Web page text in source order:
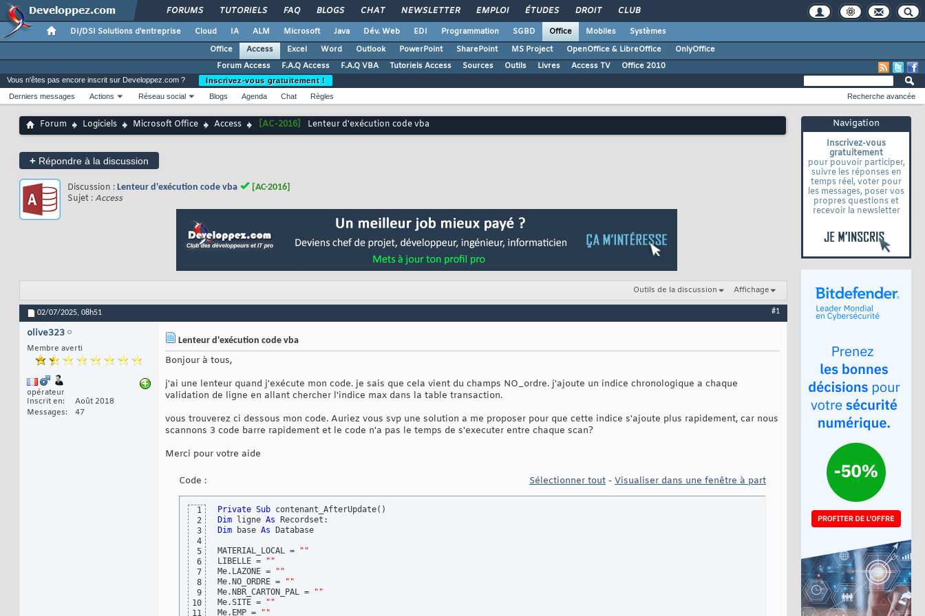
FORUMS TUTORIELS FAQ BLOGS CHAT NEWSLETTER EMPLOI ÉTUDES DROIT CLUB
DI/DSI Solutions d'entreprise Cloud IA ALM Microsoft Java Dév. Web EDI Programmation SGBD Office Mobiles
Systèmes
Office
Access Excel Word Outlook PowerPoint SharePoint MS Project OpenOffice & LibreOffice
OnlyOffice
Forum Access
F.A.Q Access F.A.Q VBA Tutoriels Access Sources Outils Livres Access TV Office 2010
Navigation
Inscrivez-vous
gratuitement
pour pouvoir participer,
suivre les réponses en
temps réel, voter pour
les messages, poser vos
propres questions et
recevoir la newsletter
Vous n'êtes pas encore inscrit sur Developpez.com ?
Inscrivez-vous gratuitement !
Derniers messages
Actions Réseau social Blogs Agenda Chat Règles Recherche avancée
Forum Logiciels Microsoft Office Access [AC-2016] Lenteur d'exécution code vba
+ Répondre à la discussion
Discussion : Lenteur d'exécution code vba [AC-2016]
Sujet :Access
Outils de la discussion Affichage
02/07/2025, 08h51 #1
olive323
Membre averti
opérateur
Inscrit en
Août 2018
Messages
47
Lenteur d'exécution code vba
Bonjour à tous,
j'ai une lenteur quand j'exécute mon code. je sais que cela vient du champs NO_ordre. j'ajoute un indice chronologique a chaque
validation de ligne en allant chercher l'indice max dans la table transaction.
vous trouverez ci dessous mon code. Auriez vous svp une solution a me proposer pour que cette indice s'ajoute plus rapidement, car nous
scannons 3 code barre rapidement et le code n'a pas le temps de s'executer entre chaque scan?
Merci pour votre aide
Code : Sélectionner tout - Visualiser dans une fenêtre à part
1
2
3
4
5
6
7
8
9
10
11
Private Sub contenant_AfterUpdate( )
Dim ligne As
Dim base As Database
MATERIAL_LOCAL =
""
LIBELLE =
""
Me.LAZONE =
""
Me.NO_ORDRE =
""
Me.NBR_CARTON_PAL =
""
Me.SITE =
""
Me.EMP =
""